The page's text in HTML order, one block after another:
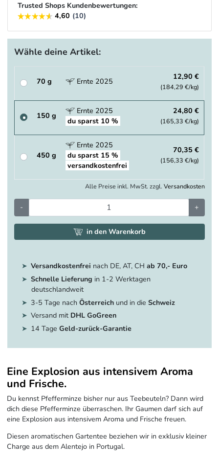
Trusted Shops Kundenbewertungen:
Wähle deine Artikel:
70 g Ernte 2025 12,90 €
(184,29 €/kg)
150 g
Ernte 2025
du sparst 10 %
24,80 €
(165,33 €/kg)
450 g
Ernte 2025
du sparst 15 %
versandkostenfrei
70,35 €
(156,33 €/kg)
Alle Preise inkl. MwSt. zzgl. Versandkosten
- +
in den Warenkorb
Versandkostenfrei nach DE, AT, CH ab 70,- Euro
Schnelle Lieferung in 1-2 Werktagen
deutschlandweit
3-5 Tage nach Österreichund in die Schweiz
Versand mit DHL GoGreen
14 Tage Geld-zurück-Garantie
Eine Explosion aus intensivem Aroma
und Frische.
Du kennst Pfefferminze bisher nur aus Teebeuteln? Dann wird
dich diese Pfefferminze überraschen. Ihr Gaumen darf sich auf
eine Explosion aus intensivem Aroma und Frische freuen.
Diesen aromatischen Gartentee beziehen wir in exklusiv kleiner
Charge aus dem Alentejo in Portugal.